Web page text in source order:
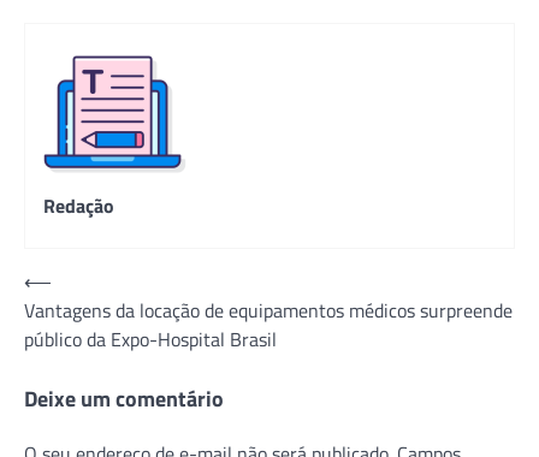
Redação
Navegação
de
Post
⟵
Vantagens da locação de equipamentos médicos surpreende
público da Expo-Hospital Brasil
Deixe um comentário